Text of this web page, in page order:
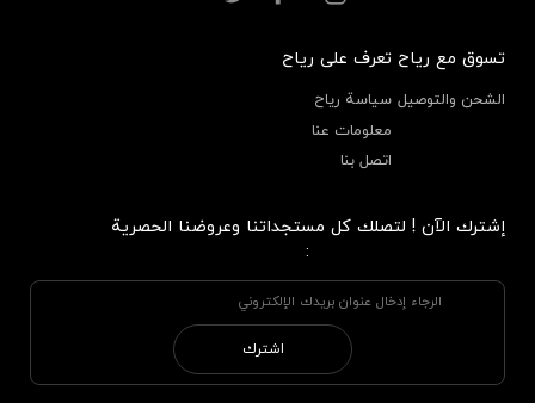
تسوق مع رياح
الشحن والتوصيل
تعرف على رياح
سياسة رياح
معلومات عنا
اتصل بنا
إشترك الآن ! لتصلك كل مستجداتنا وعروضنا الحصرية
:
اشترك